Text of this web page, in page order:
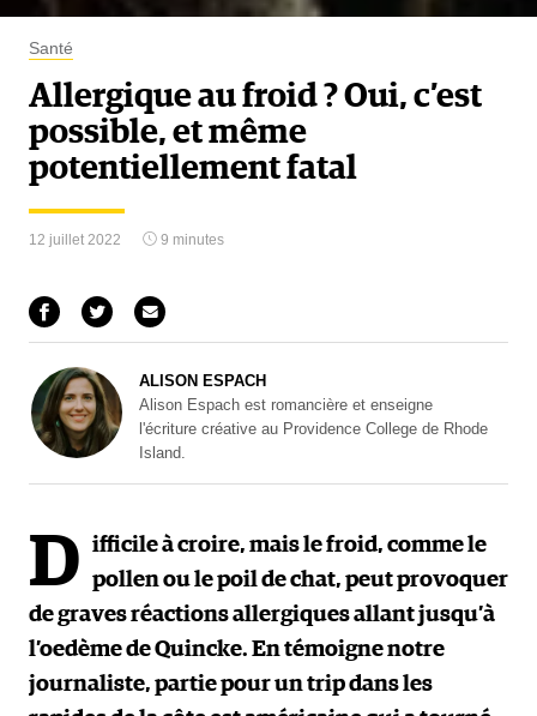
Santé
Allergique au froid ? Oui, c’est
possible, et même
potentiellement fatal
12 juillet 2022 9 minutes
ALISON ESPACH
Alison Espach est romancière et enseigne
l'écriture créative au Providence College de Rhode
Island.
D ifficile à croire, mais le froid, comme le
pollen ou le poil de chat, peut provoquer
de graves réactions allergiques allant jusqu’à
l’oedème de Quincke. En témoigne notre
journaliste, partie pour un trip dans les